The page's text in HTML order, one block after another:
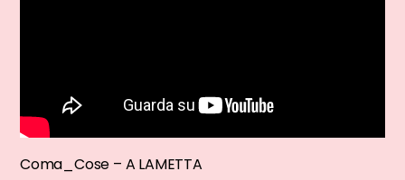
Coma_Cose – A LAMETTA